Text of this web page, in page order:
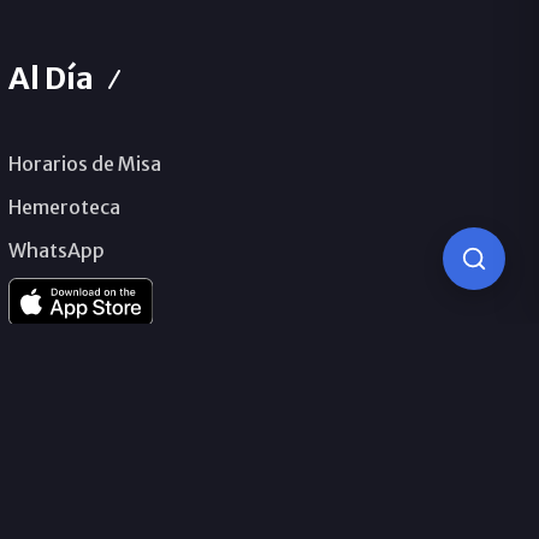
Al Día
Horarios de Misa
Hemeroteca
WhatsApp